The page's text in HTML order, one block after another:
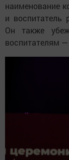
наименование
и воспитатель
Он также
воспитателям